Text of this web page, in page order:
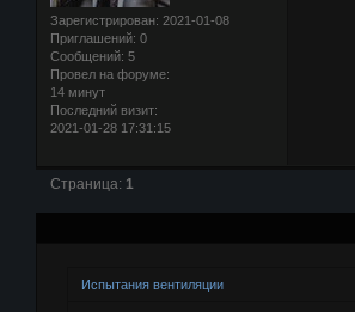
Зарегистрирован: 2021-01-08
Приглашений: 0
Сообщений: 5
Провел на форуме:
14 минут
Последний визит:
2021-01-28 17:31:15
Страница: 1
Испытания вентиляции